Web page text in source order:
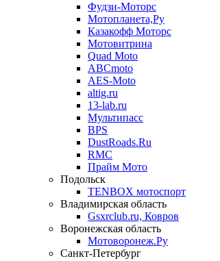
Фудзи-Моторс
Мотопланета,Ру
Казакофф Моторс
Мотовитрина
Quad Moto
ABCmoto
AES-Moto
altig.ru
13-lab.ru
Мультипасс
BPS
DustRoads.Ru
RMC
Прайм Мото
Подольск
TENBOX мотоспорт
Владимирская область
Gsxrclub.ru, Ковров
Воронежская область
Мотоворонеж.Ру
Санкт-Петербург